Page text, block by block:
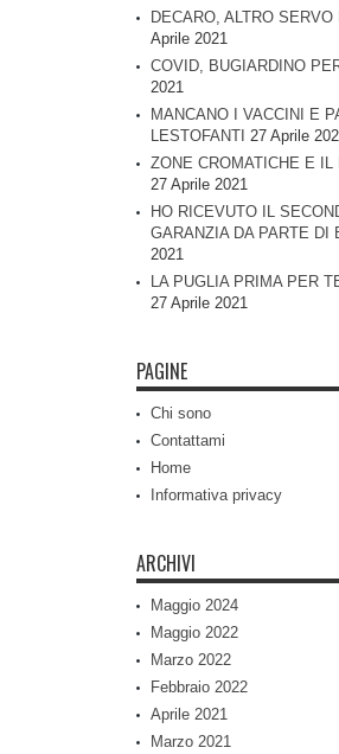
DECARO, ALTRO
Aprile 2021
COVID, BUGIARDINO
2021
MANCANO I VACCINI E
LESTOFANTI 27 Aprile
ZONE CROMATICHE E
27 Aprile 2021
HO RICEVUTO IL
GARANZIA DA PARTE DI
2021
LA PUGLIA PRIMA PER
27 Aprile 2021
PAGINE
Chi sono
Contattami
Home
Informativa privacy
ARCHIVI
Maggio 2024
Maggio 2022
Marzo 2022
Febbraio 2022
Aprile 2021
Marzo 2021